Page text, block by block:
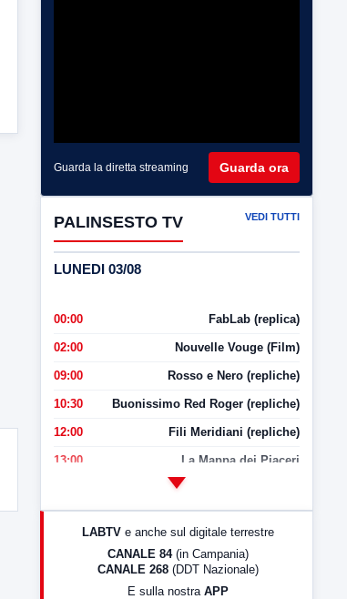
Guarda la diretta streaming Guarda ora
PALINSESTO TV VEDI TUTTI
LUNEDI 03/08
00:00 FabLab (replica)
02:00 Nouvelle Vouge (Film)
09:00 Rosso e Nero (repliche)
10:30 Buonissimo Red Roger (repliche)
12:00 Fili Meridiani (repliche)
13:00 La Mappa dei Piaceri
LabNews (Diretta)
LABTV e anche sul digitale terrestre
CANALE 84 (in Campania)
CANALE 268 (DDT Nazionale)
E sulla nostra APP